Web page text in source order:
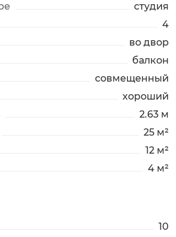
студия
4
во двор
балкон
совмещенный
хороший
2.63 м
25 м²
12 м²
4 м²
10